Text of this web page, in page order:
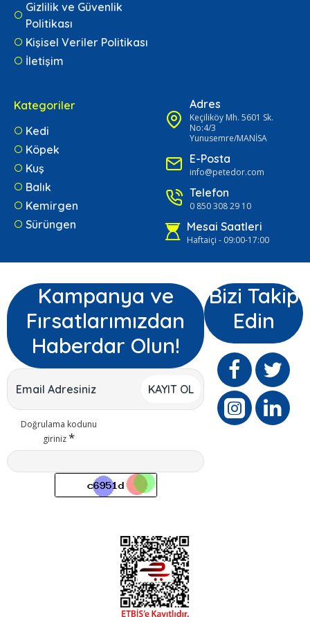
Gizlilik ve Güvenlik
Politikası
Kişisel Veriler Politikası
İletişim
Kategoriler
Kedi
Köpek
Kuş
Balık
Kemirgen
Sürüngen
Adres
Keçiliköy Mh. 5601 Sk.
No:4/3
Yunusemre/MANİSA
E-Posta
info@petedor.com
Telefon
0 850 308 29 10
Mesai Saatleri
Haftaiçi - 09:00-17:00
Kampanya ve
Fırsatlarımızdan
Haberdar Olun!
KAYIT OL
Doğrulama kodunu
giriniz
Bizi Takip
Edin